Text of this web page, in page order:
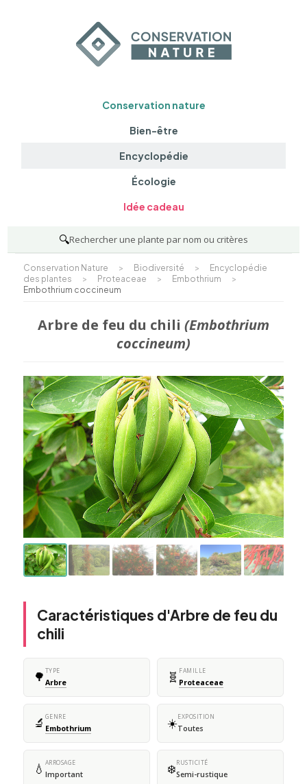
Conservation nature
Bien-être
Encyclopédie
Écologie
Idée cadeau
🔍Rechercher une plante par nom ou critères
Conservation Nature > Biodiversité >
Encyclopédie
des plantes
> Proteaceae > Embothrium
>
Embothrium coccineum
Arbre de feu du chili (Embothrium
coccineum)
Caractéristiques d'Arbre de feu du
chili
🌳 TYPE
Arbre 🧬 FAMILLE
Proteaceae
🔬 GENRE
Embothrium ☀️EXPOSITION
Toutes
💧 ARROSAGE
Important ❄️RUSTICITÉ
Semi-rustique